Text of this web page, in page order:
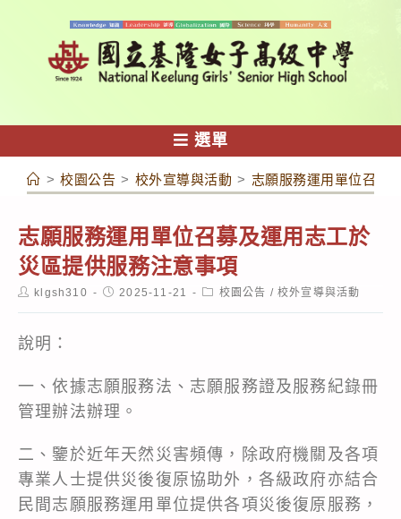
容
選單
> 校園公告 > 校外宣導與活動 > 志願服務運用單位召募
志願服務運用單位召募及運用志工於
災區提供服務注意事項
Postklgsh310
Post2025-11-21
Post校園公告 / 校外宣導與活動
說明：
一、依據志願服務法、志願服務證及服務紀錄冊
管理辦法辦理。
二、鑒於近年天然災害頻傳，除政府機關及各項
專業人士提供災後復原協助外，各級政府亦結合
民間志願服務運用單位提供各項災後復原服務，